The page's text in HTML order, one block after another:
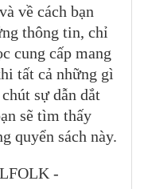
về cách bạn
thông tin, chỉ
cung cấp mang
tất cả những gì
sự dẫn dắt
sẽ tìm thấy
quyển sách này.
-